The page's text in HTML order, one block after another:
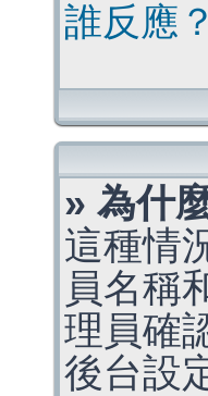
誰反應？
» 為什
這種情
員名稱
理員確
後台設